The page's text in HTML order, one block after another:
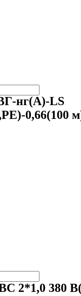
нг(А)-LS
0,66(100
2*1,0 380